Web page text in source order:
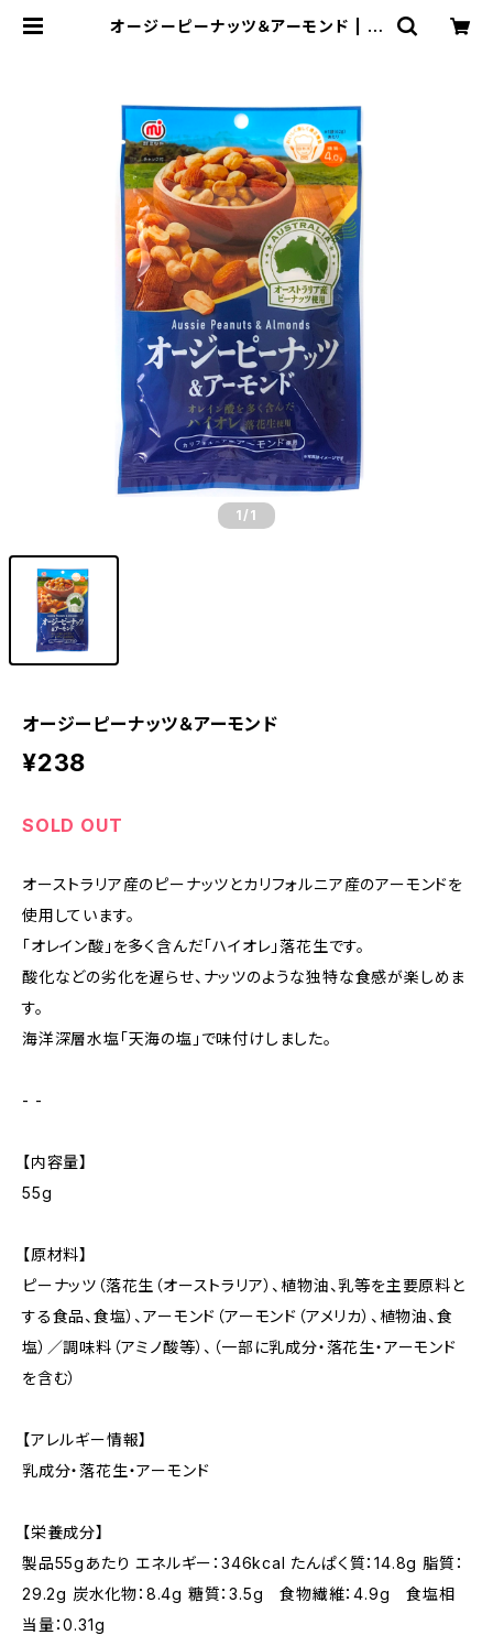
オージーピーナッツ＆アーモンド | ミ
1 /1
オージーピーナッツ＆アーモンド
¥238
SOLD OUT
オーストラリア産のピーナッツとカリフォルニア産のアーモンドを
使用しています。
「オレイン酸」を多く含んだ「ハイオレ」落花生です。
酸化などの劣化を遅らせ、ナッツのような独特な食感が楽しめま
す。
海洋深層水塩「天海の塩」で味付けしました。
- -
【内容量】
55g
【原材料】
ピーナッツ（落花生（オーストラリア）、植物油、乳等を主要原料と
する食品、食塩）、アーモンド（アーモンド（アメリカ）、植物油、食
塩）／調味料（アミノ酸等）、（一部に乳成分・落花生・アーモンド
を含む）
【アレルギー情報】
乳成分・落花生・アーモンド
【栄養成分】
製品55gあたり エネルギー：346kcal たんぱく質：14.8g 脂質：
29.2g 炭水化物：8.4g 糖質：3.5g 食物繊維：4.9g 食塩相
当量：0.31g